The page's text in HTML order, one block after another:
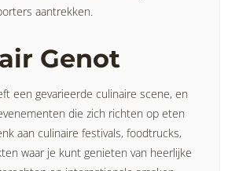
aantrekken.
Genot
een gevarieerde culinaire scene, en
die zich richten op eten
aan culinaire festivals, foodtrucks,
waar je kunt genieten van heerlijke